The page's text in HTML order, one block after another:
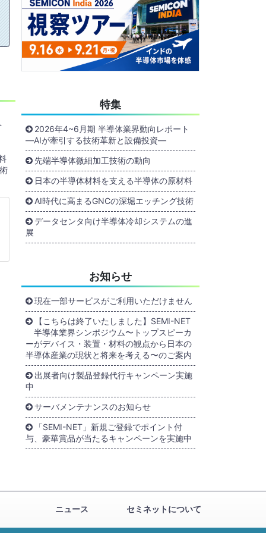
特集
2026年4~6月期 半導体業界動向レポート
―AIが牽引する技術革新と設備投資―
先端半導体微細加工技術の動向
日本の半導体材料を支える半導体の原材料
AI時代に高まるGNCの深堀エッチング技術
データセンタ向け半導体冷却システムの進
展
お知らせ
現在一部サービスがご利用いただけません
【こちらは終了いたしました】SEMI-NET
半導体業界シンポジウム〜トップスピーカ
ーがデバイス・装置・材料の観点から日本の
半導体産業の現状と将来を考える〜のご案内
出展者向け製品登録代行キャンペーン実施
中
サーバメンテナンスのお知らせ
「SEMI-NET」新規ご登録でポイント付
与、豪華賞品が当たるキャンペーンを実施中
ニュース セミネットについて